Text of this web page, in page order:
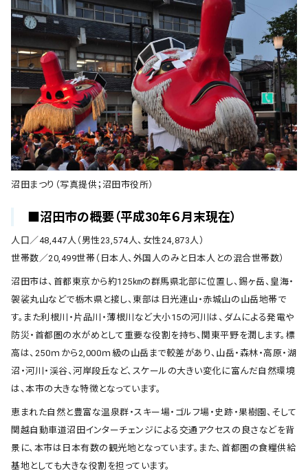
沼田まつり（写真提供；沼田市役所）
■沼田市の概要（平成30年６月末現在）
人口／48,447人（男性23,574人、女性24,873人）
世帯数／20,499世帯（日本人、外国人のみと日本人との混合世帯数）
沼田市は、首都東京から約125㎞の群馬県北部に位置し、錫ヶ岳、皇海・
袈裟丸山などで栃木県と接し、東部は日光連山・赤城山の山岳地帯で
す。また利根川・片品川・薄根川など大小15の河川は、ダムによる発電や
防災・首都圏の水がめとして重要な役割を持ち、関東平野を潤します。標
高は、250ｍから2,000ｍ級の山岳まで較差があり、山岳・森林・高原・湖
沼・河川・渓谷、河岸段丘など、スケールの大きい変化に富んだ自然環境
は、本市の大きな特徴となっています。
恵まれた自然と豊富な温泉群・スキー場・ゴルフ場・史跡・果樹園、そして
関越自動車道沼田インターチェンジによる交通アクセスの良さなどを背
景に、本市は日本有数の観光地となっています。また、首都圏の食糧供給
基地としても大きな役割を担っています。